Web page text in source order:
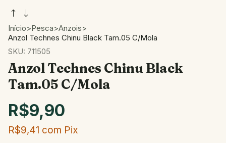
Início>Pesca>Anzois>
Anzol Technes Chinu Black Tam.05 C/Mola
SKU: 711505
Anzol Technes Chinu Black
Tam.05 C/Mola
R$9,90
R$9,41 com Pix